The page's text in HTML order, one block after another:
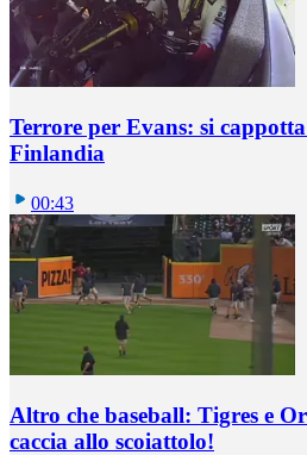
Terrore per Evans: si
Finlandia
00:43
Altro che baseball: Tigres e
caccia allo scoiattolo!